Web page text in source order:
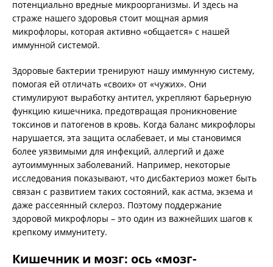
потенциально вредные микроорганизмы. И здесь на
страже нашего здоровья стоит мощная армия
микрофлоры, которая активно «общается» с нашей
иммунной системой.
Здоровые бактерии тренируют нашу иммунную систему,
помогая ей отличать «своих» от «чужих». Они
стимулируют выработку антител, укрепляют барьерную
функцию кишечника, предотвращая проникновение
токсинов и патогенов в кровь. Когда баланс микрофлоры
нарушается, эта защита ослабевает, и мы становимся
более уязвимыми для инфекций, аллергий и даже
аутоиммунных заболеваний. Например, некоторые
исследования показывают, что дисбактериоз может быть
связан с развитием таких состояний, как астма, экзема и
даже рассеянный склероз. Поэтому поддержание
здоровой микрофлоры – это один из важнейших шагов к
крепкому иммунитету.
Кишечник и мозг: ось «мозг-